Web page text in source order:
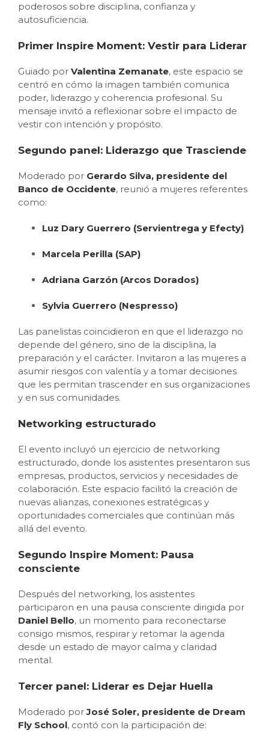
poderosos sobre disciplina, confianza y
autosuficiencia.
Primer Inspire Moment: Vestir para Liderar
Guiado por Valentina Zemanate, este espacio se
centró en cómo la imagen también comunica
poder, liderazgo y coherencia profesional. Su
mensaje invitó a reflexionar sobre el impacto de
vestir con intención y propósito.
Segundo panel: Liderazgo que Trasciende
Moderado por Gerardo Silva, presidente del
Banco de Occidente, reunió a mujeres referentes
como:
Luz Dary Guerrero (Servientrega y Efecty)
Marcela Perilla (SAP)
Adriana Garzón (Arcos Dorados)
Sylvia Guerrero (Nespresso)
Las panelistas coincidieron en que el liderazgo no
depende del género, sino de la disciplina, la
preparación y el carácter. Invitaron a las mujeres a
asumir riesgos con valentía y a tomar decisiones
que les permitan trascender en sus organizaciones
y en sus comunidades.
Networking estructurado
El evento incluyó un ejercicio de networking
estructurado, donde los asistentes presentaron sus
empresas, productos, servicios y necesidades de
colaboración. Este espacio facilitó la creación de
nuevas alianzas, conexiones estratégicas y
oportunidades comerciales que continúan más
allá del evento.
Segundo Inspire Moment: Pausa
consciente
Después del networking, los asistentes
participaron en una pausa consciente dirigida por
Daniel Bello, un momento para reconectarse
consigo mismos, respirar y retomar la agenda
desde un estado de mayor calma y claridad
mental.
Tercer panel: Liderar es Dejar Huella
Moderado porJosé Soler, presidente de Dream
Fly School, contó con la participación de: